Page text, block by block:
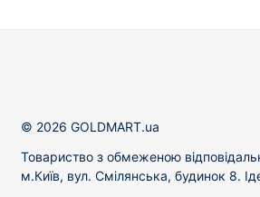
© 2026 GOLDMART.ua
Товариство з обмеженою
м.Київ, вул. Смілянська, будинок 8.